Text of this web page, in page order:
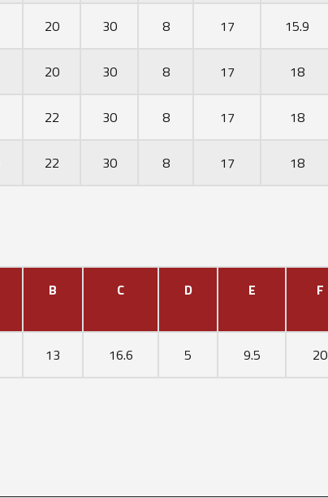
20 30 8 17 15.9
20 30 8 17 18
22 30 8 17 18
22 30 8 17 18
B C D E F
13 16.6 5 9.5 20